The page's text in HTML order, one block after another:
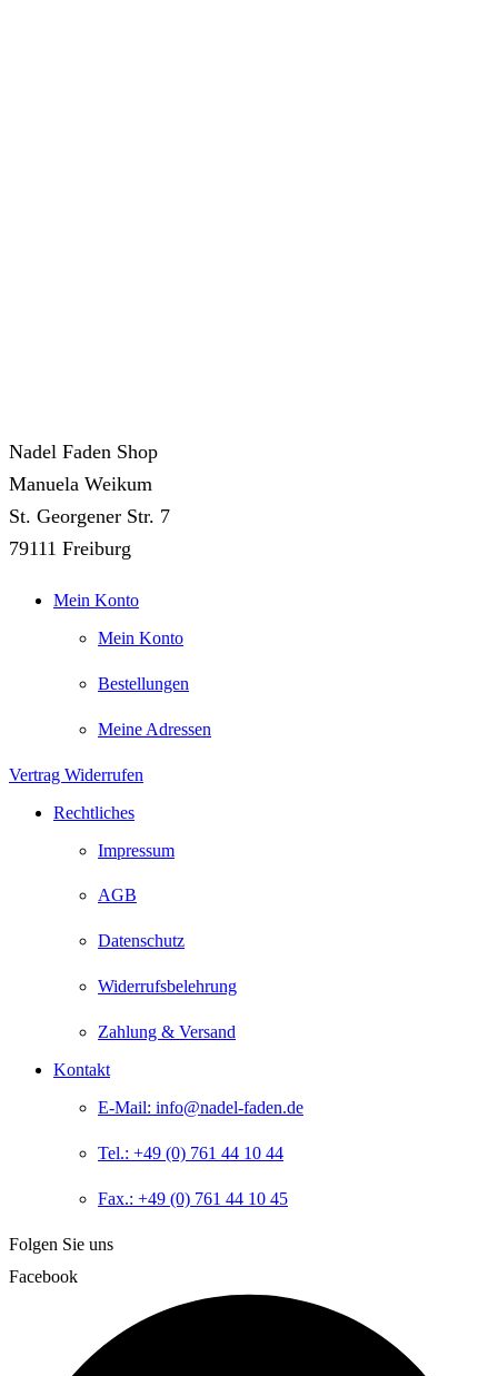
Nadel Faden Shop
Manuela Weikum
St. Georgener Str. 7
79111 Freiburg
Mein Konto
Mein Konto
Bestellungen
Meine Adressen
Vertrag Widerrufen
Rechtliches
Impressum
AGB
Datenschutz
Widerrufsbelehrung
Zahlung & Versand
Kontakt
E-Mail: info@nadel-faden.de
Tel.: +49 (0) 761 44 10 44
Fax.: +49 (0) 761 44 10 45
Folgen Sie uns
Facebook